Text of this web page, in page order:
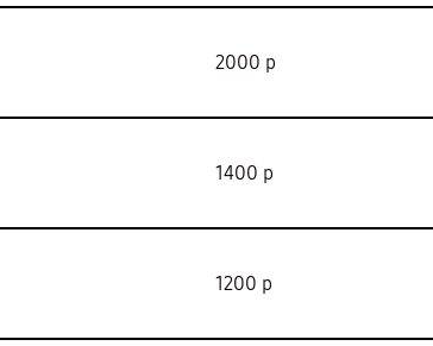
2000 р
1400 р
1200 р